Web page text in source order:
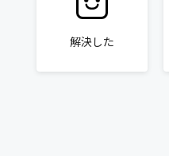
解決した